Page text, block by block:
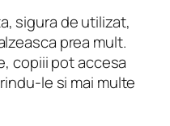
sigura de utilizat,
prea mult.
copiii pot accesa
le si mai multe